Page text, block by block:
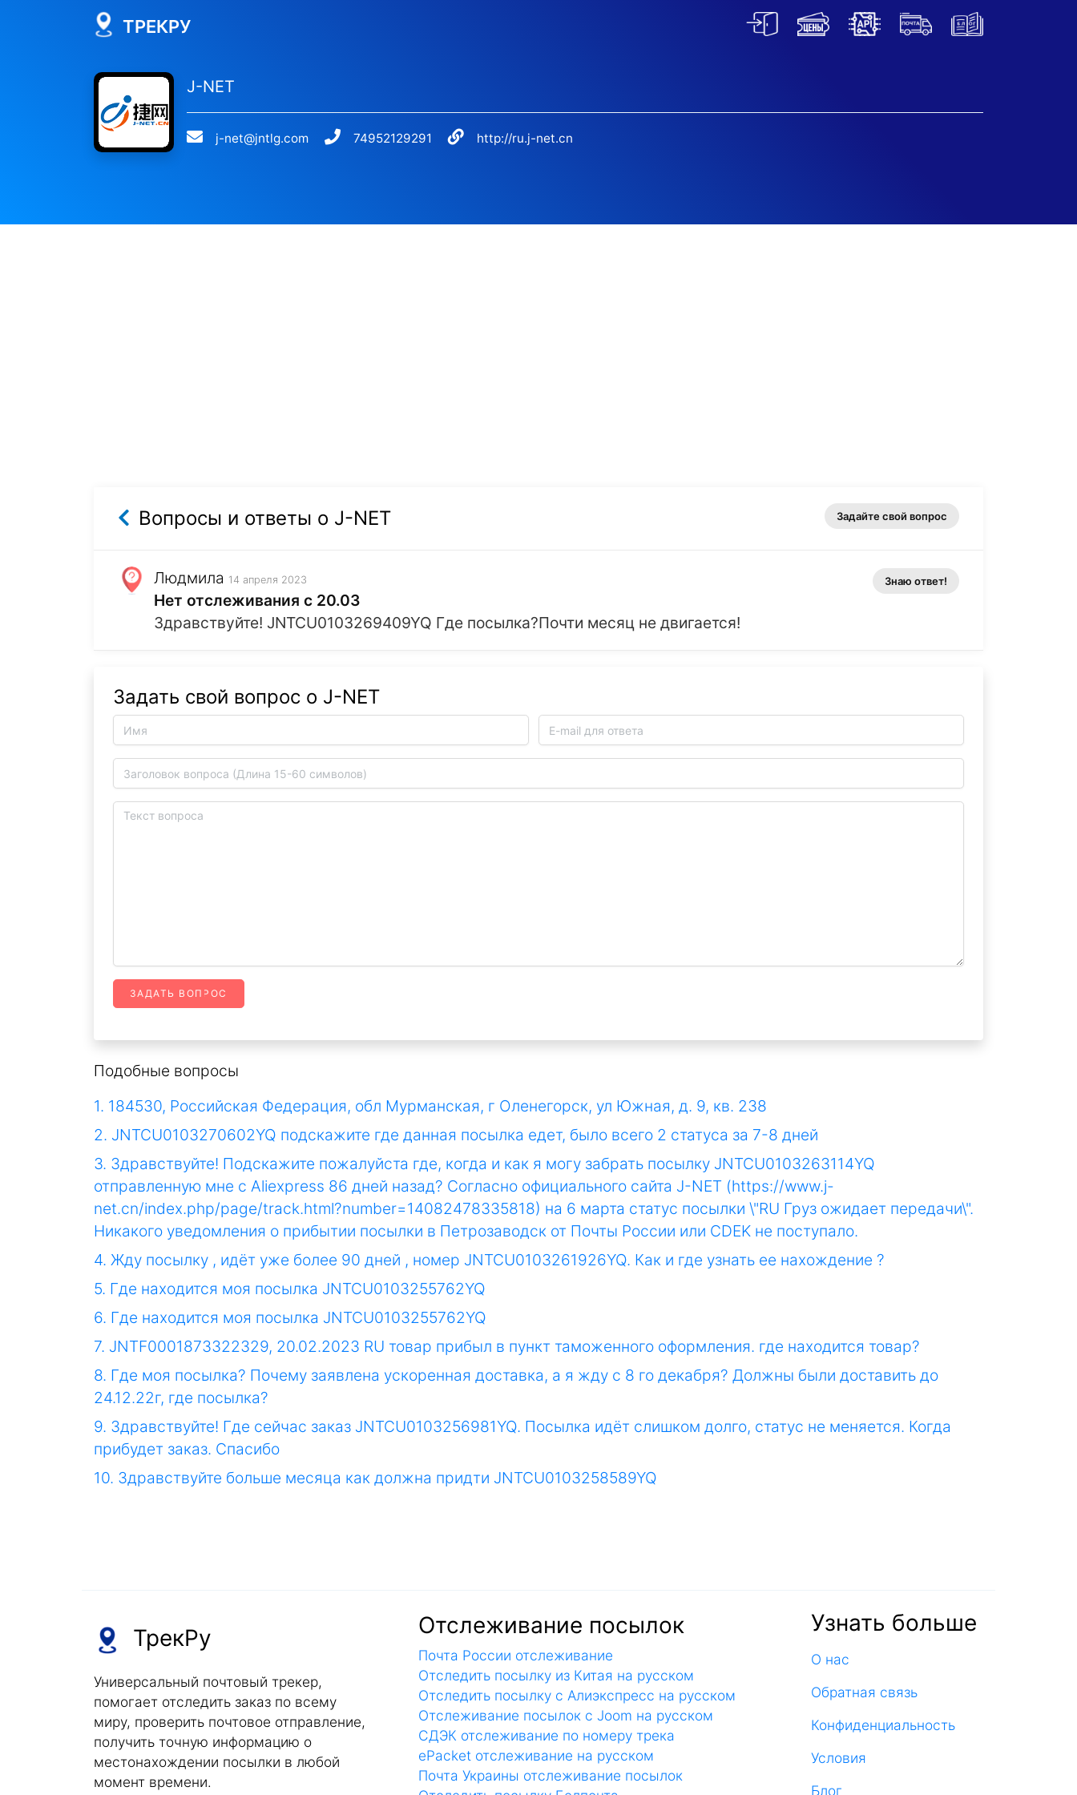
ТРЕКРУ
J-NET
j-net@jntlg.com 74952129291 http://ru.j-net.cn
Вопросы и ответы о J-NET Задайте свой вопрос
Людмила 14 апреля 2023
Нет отслеживания с 20.03
Здравствуйте! JNTCU0103269409YQ Где посылка?Почти месяц не двигается!
Знаю ответ!
Задать свой вопрос о J-NET
ЗАДАТЬ ВОПРОС
Подобные вопросы
1. 184530, Российская Федерация, обл Мурманская, г Оленегорск, ул Южная, д. 9, кв. 238
2. JNTCU0103270602YQ подскажите где данная посылка едет, было всего 2 статуса за 7-8 дней
3. Здравствуйте! Подскажите пожалуйста где, когда и как я могу забрать посылку JNTCU0103263114YQ
отправленную мне с Aliexpress 86 дней назад? Согласно официального сайта J-NET (https://www.j-
net.cn/index.php/page/track.html?number=14082478335818) на 6 марта статус посылки \"RU Груз ожидает передачи\".
Никакого уведомления о прибытии посылки в Петрозаводск от Почты России или CDEK не поступало.
4. Жду посылку , идёт уже более 90 дней , номер JNTCU0103261926YQ. Как и где узнать ее нахождение ?
5. Где находится моя посылка JNTCU0103255762YQ
6. Где находится моя посылка JNTCU0103255762YQ
7. JNTF0001873322329, 20.02.2023 RU товар прибыл в пункт таможенного оформления. где находится товар?
8. Где моя посылка? Почему заявлена ускоренная доставка, а я жду с 8 го декабря? Должны были доставить до
24.12.22г, где посылка?
9. Здравствуйте! Где сейчас заказ JNTCU0103256981YQ. Посылка идёт слишком долго, статус не меняется. Когда
прибудет заказ. Спасибо
10. Здравствуйте больше месяца как должна придти JNTCU0103258589YQ
ТрекРу
Универсальный почтовый трекер,
помогает отследить заказ по всему
миру, проверить почтовое отправление,
получить точную информацию о
местонахождении посылки в любой
момент времени.
Отслеживание посылок
Почта России отслеживание
Отследить посылку из Китая на русском
Отследить посылку с Алиэкспресс на русском
Отслеживание посылок с Joom на русском
СДЭК отслеживание по номеру трека
ePacket отслеживание на русском
Почта Украины отслеживание посылок
Узнать больше
О нас
Обратная связь
Конфиденциальность
Условия
Блог